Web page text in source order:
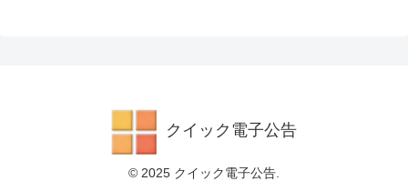
クイック電子公告
© 2025 クイック電子公告.